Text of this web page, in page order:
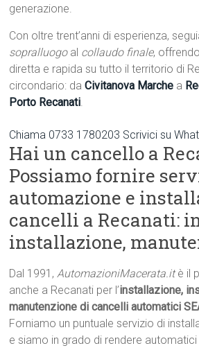
generazione.
Con oltre trent’anni di esperienza,
sopralluogo al collaudo finale,
diretta e rapida su tutto il territorio di
circondario: daCivitanova Marche a
Porto Recanati.
Chiama 0733 1780203 Scrivici su
Hai un cancello a
Possiamo fornire
automazione e
cancelli a Recanati:
installazione,
Dal 1991,AutomazioniMacerata.itè il
anche a Recanati per l’installazione,
manutenzione di cancelli automatici
Forniamo un puntuale servizio di
e siamo in grado di rendere